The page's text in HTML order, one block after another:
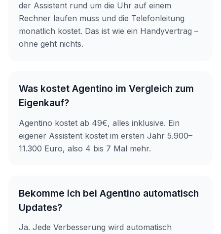
der Assistent rund um die Uhr auf einem
Rechner laufen muss und die Telefonleitung
monatlich kostet. Das ist wie ein Handyvertrag –
ohne geht nichts.
Was kostet Agentino im Vergleich zum
Eigenkauf?
Agentino kostet ab 49€, alles inklusive. Ein
eigener Assistent kostet im ersten Jahr 5.900–
11.300 Euro, also 4 bis 7 Mal mehr.
Bekomme ich bei Agentino automatisch
Updates?
Ja. Jede Verbesserung wird automatisch